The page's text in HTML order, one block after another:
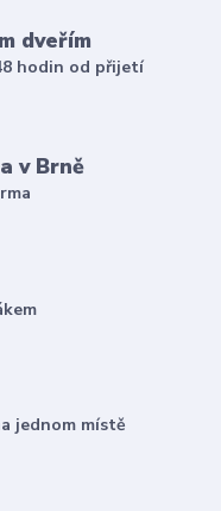
dveřím
hodin od přijetí
v Brně
jednom místě